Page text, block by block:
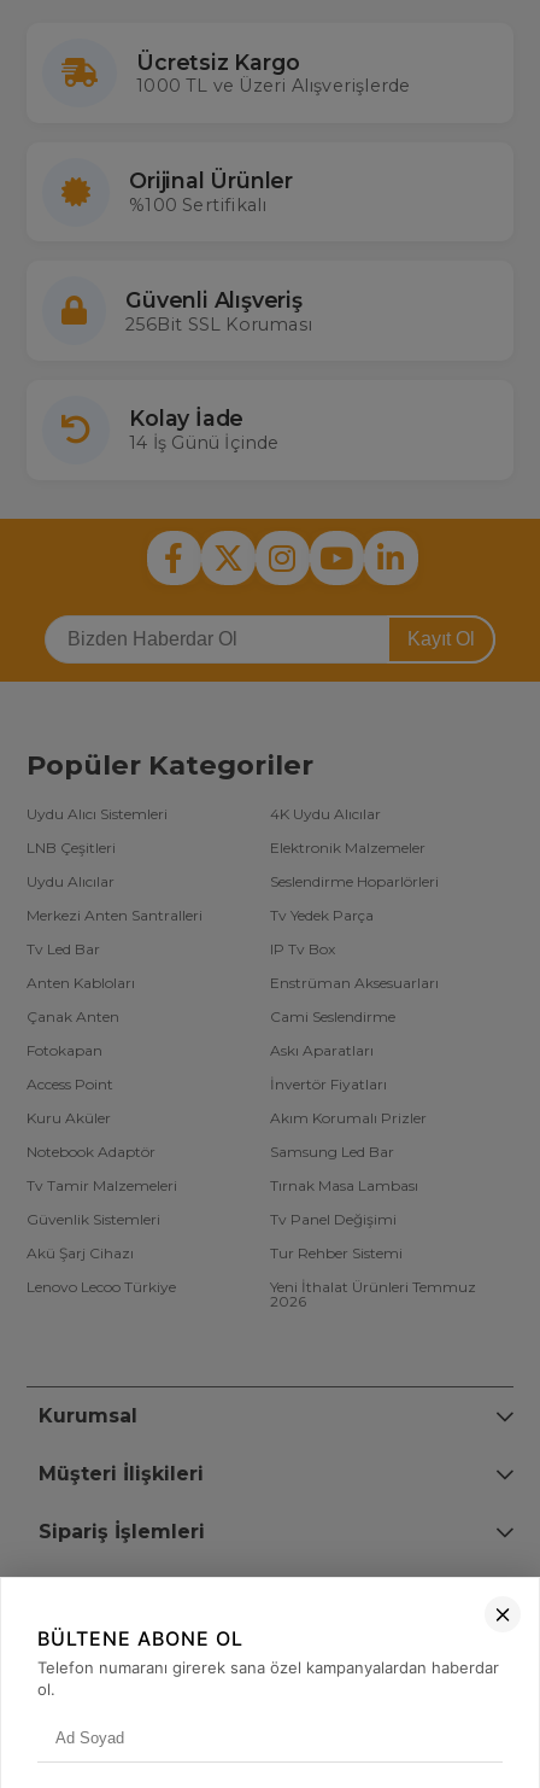
Ücretsiz Kargo
1000 TL ve Üzeri Alışverişlerde
Orijinal Ürünler
%100 Sertifikalı
Güvenli Alışveriş
256Bit SSL Koruması
Kolay İade
14 İş Günü İçinde
Kayıt Ol
Popüler Kategoriler
Uydu Alıcı Sistemleri
4K Uydu Alıcılar
LNB Çeşitleri
Elektronik Malzemeler
Uydu Alıcılar
Seslendirme Hoparlörleri
Merkezi Anten Santralleri
Tv Yedek Parça
Tv Led Bar
IP Tv Box
Anten Kabloları
Enstrüman Aksesuarları
Çanak Anten
Cami Seslendirme
Fotokapan
Askı Aparatları
Access Point
İnvertör Fiyatları
Kuru Aküler
Akım Korumalı Prizler
Notebook Adaptör
Samsung Led Bar
Tv Tamir Malzemeleri
Tırnak Masa Lambası
Güvenlik Sistemleri
Tv Panel Değişimi
Akü Şarj Cihazı
Tur Rehber Sistemi
Lenovo Lecoo Türkiye
Yeni İthalat Ürünleri Temmuz
2026
Kurumsal
Müşteri İlişkileri
Sipariş İşlemleri
+90 (850) 473 08 08
BÜLTENE ABONE OL
Telefon numaranı girerek sana özel kampanyalardan haberdar
ol.